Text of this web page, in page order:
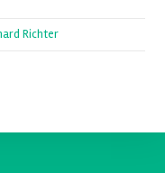
Richter